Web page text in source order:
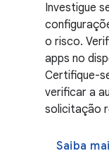
Investigue
o risco.
apps no
Certifique-
verificar a
solicitação
Saiba